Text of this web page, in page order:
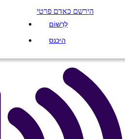
הירשם כאדם פרטי
לִרְשׁוֹם
היכנסלקרוא לי